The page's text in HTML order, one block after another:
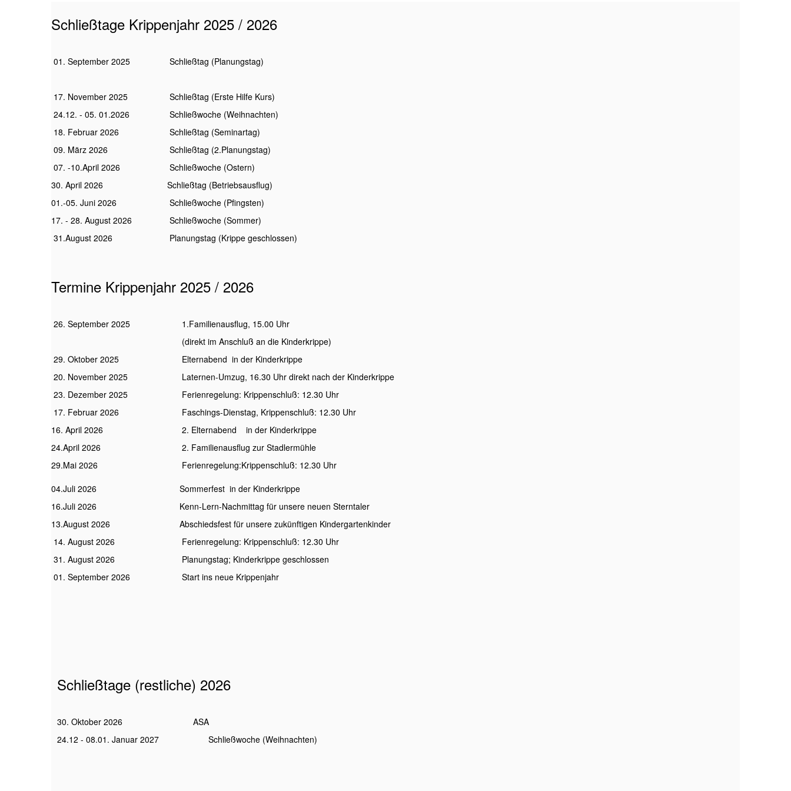
Schließtage Krippenjahr 2025 / 2026
01. September 2025 Schließtag (Planungstag)
17. November 2025
Schließtag (Erste Hilfe Kurs)
24.12. - 05. 01.2026
Schließwoche (Weihnachten)
18. Februar 2026
Schließtag (Seminartag)
09. März 2026
Schließtag (2.Planungstag)
07. -10.April 2026
Schließwoche (Ostern)
30. April 2026
Schließtag (Betriebsausflug)
01.-05. Juni 2026
Schließwoche (Pfingsten)
17. - 28. August 2026
Schließwoche (Sommer)
31.August 2026
Planungstag (Krippe geschlossen)
Termine Krippenjahr 2025 / 2026
26. September 2025
1.Familienausflug, 15.00 Uhr
(direkt im Anschluß an die Kinderkrippe)
29. Oktober 2025
Elternabend in der Kinderkrippe
20. November 2025
Laternen-Umzug, 16.30 Uhr direkt nach der Kinderkrippe
23. Dezember 2025
Ferienregelung: Krippenschluß: 12.30 Uhr
17. Februar 2026
Faschings-Dienstag, Krippenschluß: 12.30 Uhr
16. April 2026
2. Elternabend in der Kinderkrippe
24.April 2026
2. Familienausflug zur Stadlermühle
29.Mai 2026
Ferienregelung:Krippenschluß: 12.30 Uhr
04.Juli 2026
Sommerfest in der Kinderkrippe
16.Juli 2026
Kenn-Lern-Nachmittag für unsere neuen Sterntaler
13.August 2026
Abschiedsfest für unsere zukünftigen Kindergartenkinder
14. August 2026
Ferienregelung: Krippenschluß: 12.30 Uhr
31. August 2026
Planungstag; Kinderkrippe geschlossen
01. September 2026
Start ins neue Krippenjahr
Schließtage (restliche) 2026
30. Oktober 2026 ASA
24.12 - 08.01. Januar 2027 Schließwoche (Weihnachten)